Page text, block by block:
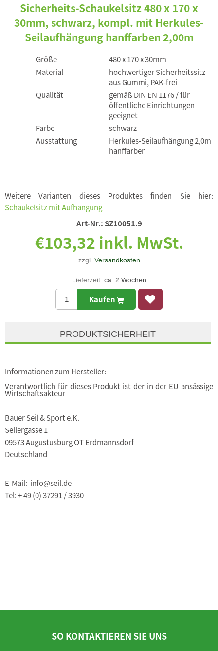
Sicherheits-Schaukelsitz 480 x 170 x
30mm, schwarz, kompl. mit Herkules-
Seilaufhängung hanffarben 2,00m
Größe
480 x 170 x 30mm
Material
hochwertiger Sicherheitssitz
aus Gummi, PAK-frei
Qualität
gemäß DIN EN 1176 / für
öffentliche Einrichtungen
geeignet
Farbe
schwarz
Ausstattung
Herkules-Seilaufhängung 2,0m
hanffarben
Weitere Varianten dieses Produktes finden Sie hier:
Schaukelsitz mit Aufhängung
Art-Nr.: SZ10051.9
€103,32 inkl. MwSt.
zzgl. Versandkosten
Lieferzeit: ca. 2 Wochen
Kaufen
PRODUKTSICHERHEIT
Informationen zum Hersteller:
Verantwortlich für dieses Produkt ist der in der EU ansässige
Wirtschaftsakteur
Bauer Seil & Sport e.K.
Seilergasse 1
09573 Augustusburg OT Erdmannsdorf
Deutschland
E-Mail: info@seil.de
Tel: + 49 (0) 37291 / 3930
SO KONTAKTIEREN SIE UNS